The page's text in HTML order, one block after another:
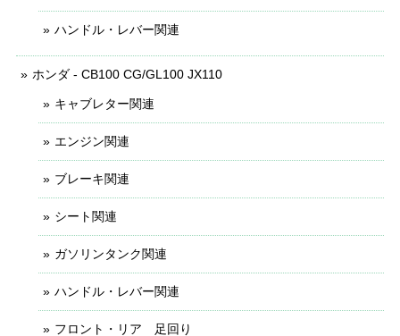
ハンドル・レバー関連
ホンダ - CB100 CG/GL100 JX110
キャブレター関連
エンジン関連
ブレーキ関連
シート関連
ガソリンタンク関連
ハンドル・レバー関連
フロント・リア 足回り